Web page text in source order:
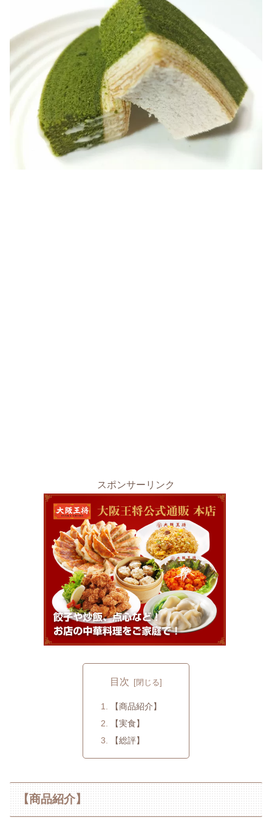
スポンサーリンク
目次
【商品紹介】
【実食】
【総評】
【商品紹介】